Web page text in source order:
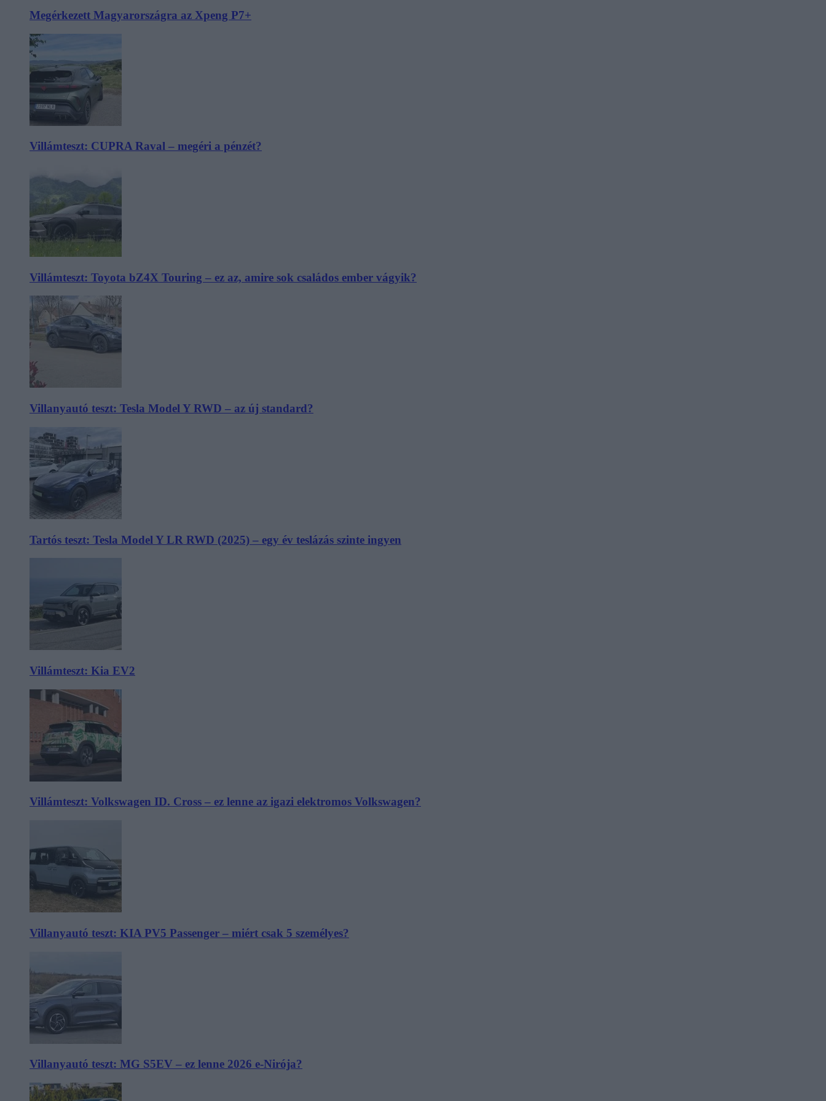
Megérkezett Magyarországra az Xpeng P7+
Villámteszt: CUPRA Raval – megéri a pénzét?
Villámteszt: Toyota bZ4X Touring – ez az, amire sok családos ember vágyik?
Villanyautó teszt: Tesla Model Y RWD – az új standard?
Tartós teszt: Tesla Model Y LR RWD (2025) – egy év teslázás szinte ingyen
Villámteszt: Kia EV2
Villámteszt: Volkswagen ID. Cross – ez lenne az igazi elektromos Volkswagen?
Villanyautó teszt: KIA PV5 Passenger – miért csak 5 személyes?
Villanyautó teszt: MG S5EV – ez lenne 2026 e-Nirója?